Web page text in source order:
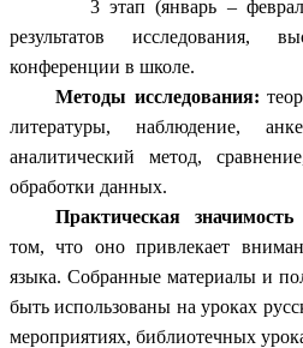
3 этап (январь – февраль
результатов исследования,
конференции в школе.
Методы исследования:
литературы, наблюдение,
аналитический метод,
обработки данных.
Практическая значимость
том, что оно привлекает
языка. Собранные материалы и
быть использованы на уроках
мероприятиях, библиотечных